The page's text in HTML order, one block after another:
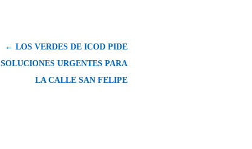
← LOS VERDES DE ICOD PIDE
SOLUCIONES URGENTES PARA
LA CALLE SAN FELIPE